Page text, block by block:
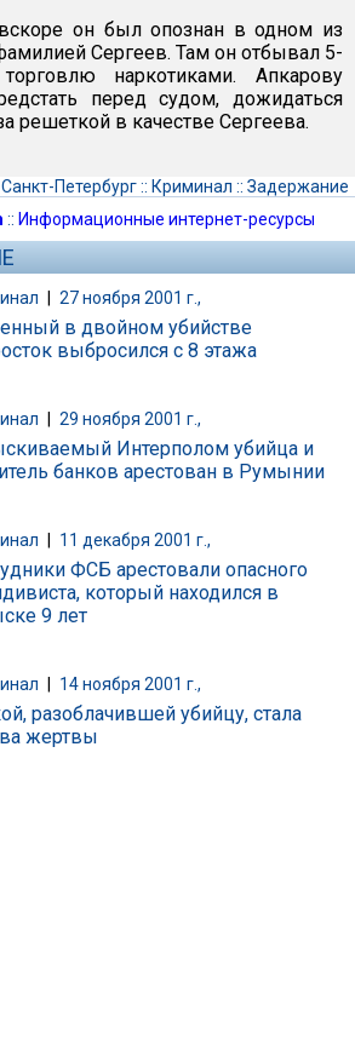
он был опознан в одном из
Сергеев. Там он отбывал 5-
наркотиками. Апкарову
перед судом, дожидаться
решеткой в качестве Сергеева.
Санкт-Петербург:: Криминал :: Задержание
:: Информационные интернет-ресурсы
| 27 ноября 2001 г.,
в двойном убийстве
выбросился с 8 этажа
29 ноября 2001 г.,
Интерполом убийца и
банков арестован в Румынии
11 декабря 2001 г.,
ФСБ арестовали опасного
который находился в
9 лет
14 ноября 2001 г.,
разоблачившей убийцу, стала
жертвы